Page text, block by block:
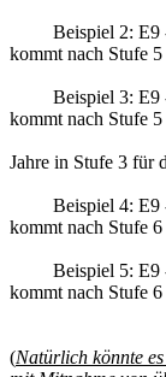
Beispiel 2: E9 -
kommt nach Stufe 5
Beispiel 3: E9 -
kommt nach Stufe 5
Jahre in Stufe 3 für
Beispiel 4: E9 -
kommt nach Stufe 6
kommt nach Stufe 6
(Natürlich könnte